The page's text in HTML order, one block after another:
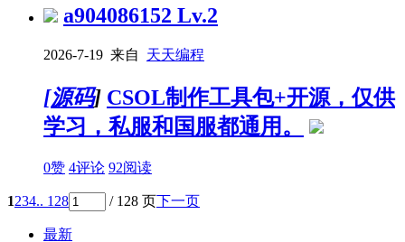
a904086152 Lv.2
2026-7-19 来自 天天编程
[源码] CSOL制作工具包+开源，仅供
学习，私服和国服都通用。
0赞 4评论 92阅读
1234.. 128 / 128 页下一页
最新